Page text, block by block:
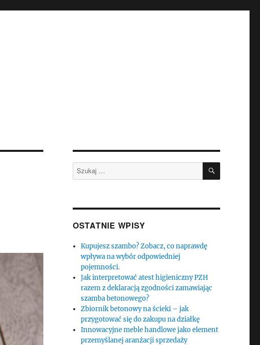
Szukaj: SZUKAJ
OSTATNIE WPISY
Kupujesz szambo? Zobacz, co naprawdę
wpływa na wybór odpowiedniej
pojemności.
Jak interpretować atest higieniczny PZH
razem z deklaracją zgodności zamawiając
szamba betonowego?
Zbiornik betonowy na ścieki – jak
przygotować się do zakupu na działkę
Innowacyjne meble handlowe jako element
przemyślanej aranżacji sprzedaży